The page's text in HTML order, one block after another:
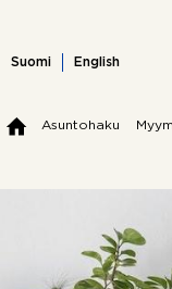
content
Suomi English
Asuntohaku